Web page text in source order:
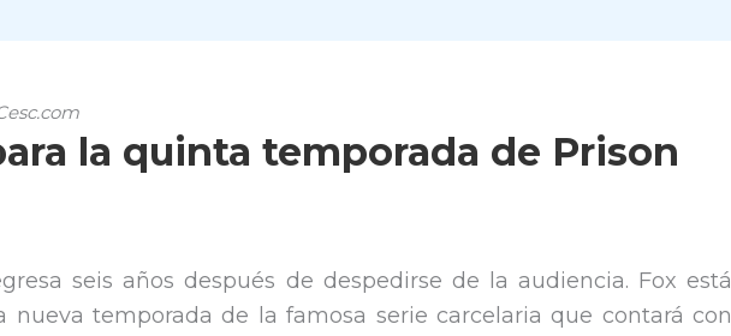
la quinta temporada de Prison
seis años después de despedirse de la audiencia. Fox está
nueva temporada de la famosa serie carcelaria que contará con